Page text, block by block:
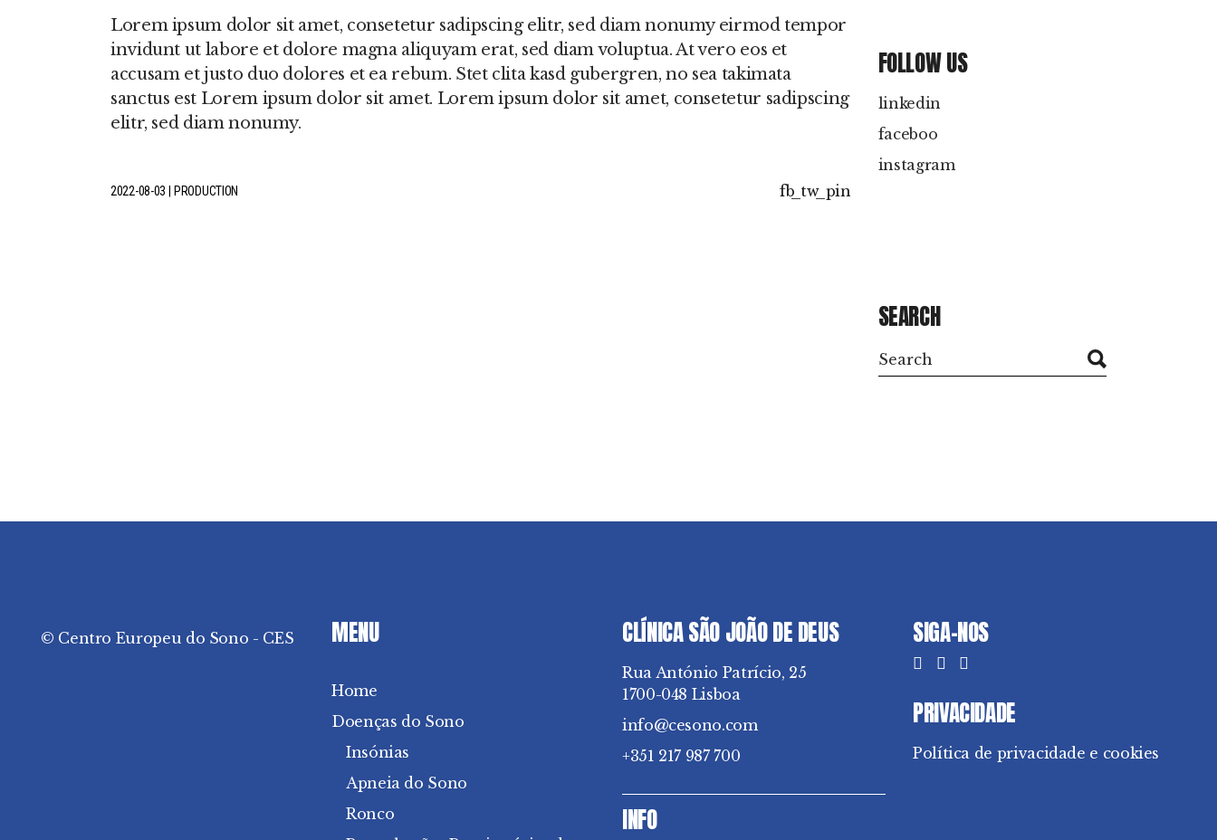
Lorem ipsum dolor sit amet, consetetur sadipscing elitr, sed diam nonumy eirmod tempor
invidunt ut labore et dolore magna aliquyam erat, sed diam voluptua. At vero eos et
accusam et justo duo dolores et ea rebum. Stet clita kasd gubergren, no sea takimata
sanctus est Lorem ipsum dolor sit amet. Lorem ipsum dolor sit amet, consetetur sadipscing
elitr, sed diam nonumy.
2022-08-03 PRODUCTION fb tw pin
FOLLOW US
linkedin
faceboo
instagram
SEARCH
Search
© Centro Europeu do Sono - CES MENU
Home
Doenças do Sono
Insónias
Apneia do Sono
Ronco
CLÍNICA SÃO JOÃO DE DEUS
Rua António Patrício, 25
1700-048 Lisboa
info@cesono.com
+351 217 987 700
INFO
SIGA-NOS
PRIVACIDADE
Política de privacidade e cookies